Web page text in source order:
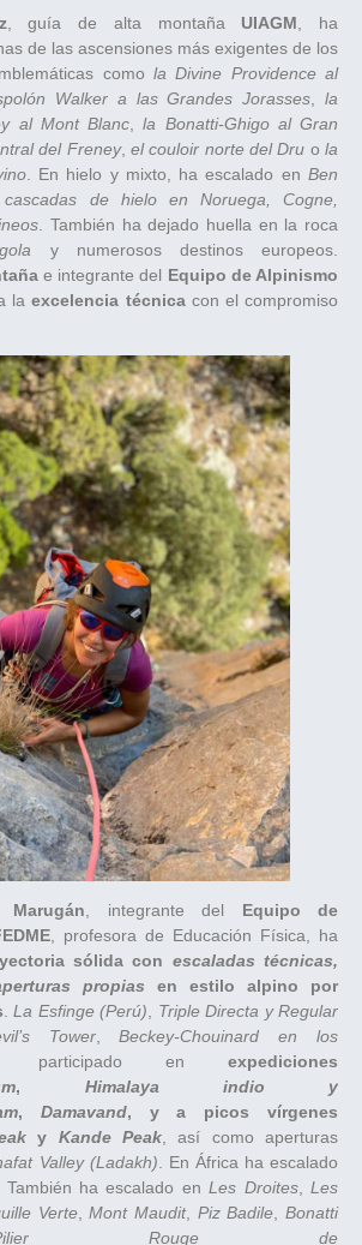
, guía de alta montaña UIAGM , ha
de las ascensiones más exigentes de los
como la Divine Providence al
Walker a las Grandes Jorasses ,la
al Mont Blanc ,la Bonatti-Ghigo al Gran
del Freney,el couloir norte del Dru ola
. En hielo y mixto, ha escalado enBen
cascadas de hielo en Noruega, Cogne,
. También ha dejado huella en la roca
y numerosos destinos europeos.
e integrante del Equipo de Alpinismo
laexcelencia técnicacon el compromiso
, integrante del Equipo de
, profesora de Educación Física, ha
sólida con escaladas técnicas,
propias en estilo alpino por
La Esfinge (Perú)
Triple Directa y Regular
Tower,Beckey-Chouinard en los
participado en expediciones
, Himalaya indio y
, Damavand, y a picos vírgenes
y Kande Peak, así como aperturas
Valley (Ladakh) . En África ha escalado
. También ha escalado enLes Droites,Les
Verte,Mont Maudit, Piz Badile ,Bonatti
Rouge de